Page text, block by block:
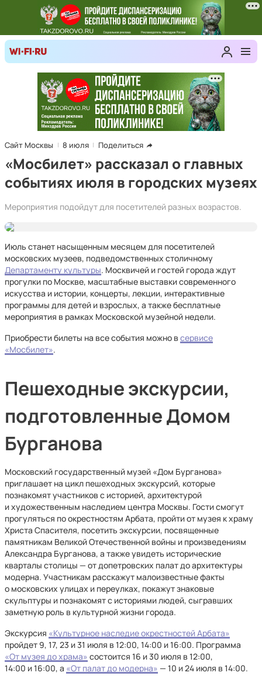
Сайт Москвы 8 июля Поделиться
«Мосбилет» рассказал о главных
событиях июля в городских музеях
Мероприятия подойдут для посетителей разных возрастов.
Июль станет насыщенным месяцем для посетителей
московских музеев, подведомственных столичному
Департаменту культуры. Москвичей и гостей города ждут
прогулки по Москве, масштабные выставки современного
искусства и истории, концерты, лекции, интерактивные
программы для детей и взрослых, а также бесплатные
мероприятия в рамках Московской музейной недели.
Приобрести билеты на все события можно в сервисе
«Мосбилет».
Пешеходные экскурсии,
подготовленные Домом
Бурганова
Московский государственный музей «Дом Бурганова»
приглашает на цикл пешеходных экскурсий, которые
познакомят участников с историей, архитектурой
и художественным наследием центра Москвы. Гости смогут
прогуляться по окрестностям Арбата, пройти от музея к храму
Христа Спасителя, посетить экскурсии, посвященные
памятникам Великой Отечественной войны и произведениям
Александра Бурганова, а также увидеть исторические
кварталы столицы — от допетровских палат до архитектуры
модерна. Участникам расскажут малоизвестные факты
о московских улицах и переулках, покажут знаковые
скульптуры и познакомят с историями людей, сыгравших
заметную роль в культурной жизни города.
Экскурсия «Культурное наследие окрестностей Арбата»
пройдет 9, 17, 23 и 31 июля в 12:00, 14:00 и 16:00. Программа
«От музея до храма» состоится 16 и 30 июля в 12:00,
14:00 и 16:00, а «От палат до модерна» — 10 и 24 июля в 14:00.